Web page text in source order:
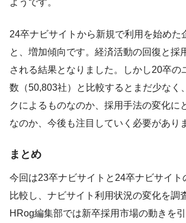
24卒ナビサイトから新規で利用を始めた
と、増加傾向です。経済活動の回復と採
される結果となりました。しかし20卒の
数（50,803社）と比較するとまだ少なく
クによるものなのか、採用手法の変化に
なのか、今後も注目していく必要があり
まとめ
今回は23卒ナビサイトと24卒ナビサイト
比較し、ナビサイト利用状況の変化を調
HRog編集部では新卒採用市場の動きを